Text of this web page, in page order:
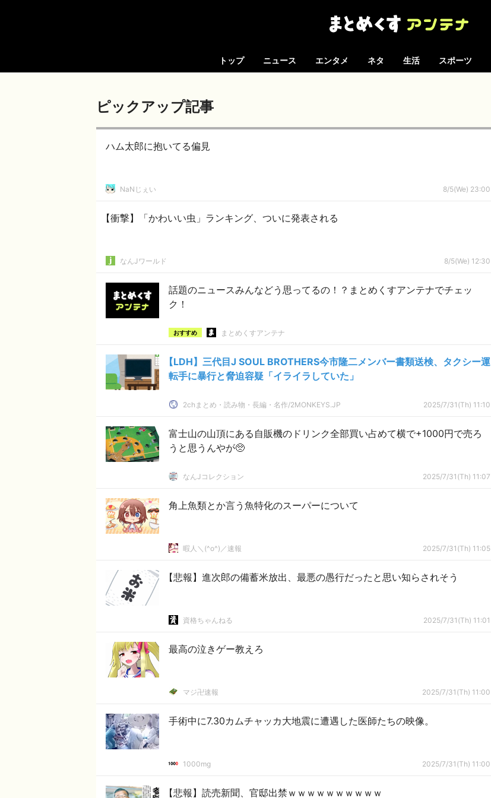
トップ ニュース エンタメ ネタ 生活 スポーツ
ピックアップ記事
ハム太郎に抱いてる偏見
NaNじぇい 8/5(We) 23:00
【衝撃】「かわいい虫」ランキング、ついに発表される
なんJワールド 8/5(We) 12:30
話題のニュースみんなどう思ってるの！？まとめくすアンテナでチェッ
ク！
おすすめ まとめくすアンテナ
【LDH】三代目J SOUL BROTHERS今市隆二メンバー書類送検、タクシー運
転手に暴行と脅迫容疑「イライラしていた」
2chまとめ・読み物・長編・名作/2MONKEYS.JP 2025/7/31(Th) 11:10
富士山の山頂にある自販機のドリンク全部買い占めて横で+1000円で売ろ
うと思うんやが🥺
なんJコレクション 2025/7/31(Th) 11:07
角上魚類とか言う魚特化のスーパーについて
暇人＼(^o^)／速報 2025/7/31(Th) 11:05
【悲報】進次郎の備蓄米放出、最悪の愚行だったと思い知らされそう
資格ちゃんねる 2025/7/31(Th) 11:01
最高の泣きゲー教えろ
マジ卍速報 2025/7/31(Th) 11:00
手術中に7.30カムチャッカ大地震に遭遇した医師たちの映像。
1000mg 2025/7/31(Th) 11:00
【悲報】読売新聞、官邸出禁ｗｗｗｗｗｗｗｗｗｗ